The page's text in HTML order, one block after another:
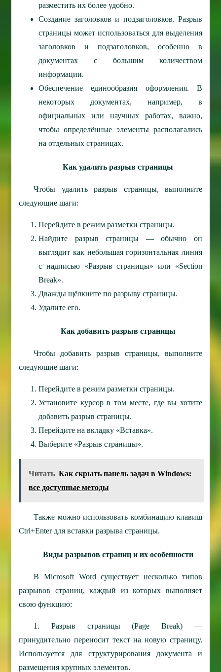
разместить их более удобно.
Создание заголовков и подзаголовков. Разрыв
страницы может использоваться для выделения
заголовков и подзаголовков, особенно в
документах с большим количеством
информации.
Обеспечение единообразия оформления. В
некоторых документах, например, в
официальных или научных работах, важно,
чтобы определённые элементы располагались
на отдельных страницах.
Как удалить разрыв страницы
Чтобы удалить разрыв страницы, выполните
следующие шаги:
Перейдите в режим разметки страницы.
Найдите разрыв страницы — обычно он
выглядит как небольшая горизонтальная линия
с надписью «Разрыв страницы» или «Section
Break».
Дважды щёлкните по разрыву страницы.
Удалите его.
Как добавить разрыв страницы
Чтобы добавить разрыв страницы, выполните
следующие шаги:
Перейдите в режим разметки страницы.
Установите курсор в том месте, где вы хотите
добавить разрыв страницы.
Перейдите на вкладку «Вставка».
Выберите «Разрыв страницы».
Читать Как скрыть панель задач в Windows:
все доступные методы
Также можно использовать комбинацию клавиш
Ctrl+Enter для вставки разрыва страницы.
Виды разрывов страниц и их особенности
В Microsoft Word существует несколько типов
разрывов страниц, каждый из которых выполняет
свою функцию:
1. Разрыв страницы (Page Break) —
принудительно переносит текст на новую страницу.
Используется для структурирования документа и
размещения крупных элементов.